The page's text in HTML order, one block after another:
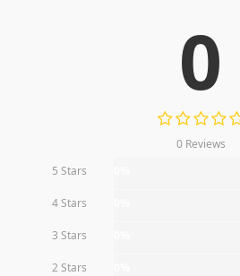
0
0 Reviews
5 Stars
4 Stars
3 Stars
2 Stars